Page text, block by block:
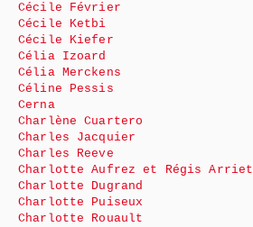
Cécile Février
Cécile Ketbi
Cécile Kiefer
Célia Izoard
Célia Merckens
Céline Pessis
Cerna
Charlène Cuartero
Charles Jacquier
Charles Reeve
Charlotte Aufrez et Régis Arriet
Charlotte Dugrand
Charlotte Puiseux
Charlotte Rouault